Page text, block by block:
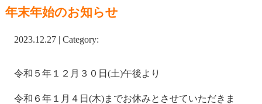
年末年始のお知らせ
2023.12.27 | Category:
令和５年１２月３０日(土)午後より
令和６年１月４日(木)までお休みとさせていただきま